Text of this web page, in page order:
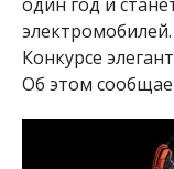
Конкурсе
Об этом